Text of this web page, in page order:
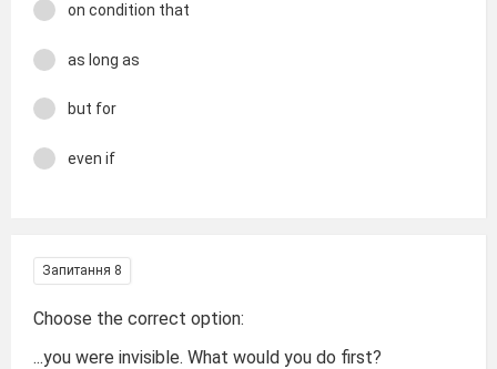
on condition that
as long as
but for
even if
Запитання 8
Choose the correct option:
...you were invisible. What would you do first?